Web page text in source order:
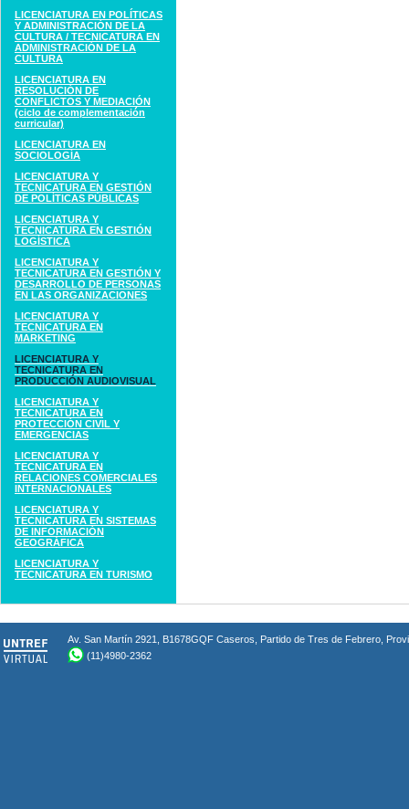
LICENCIATURA EN POLÍTICAS
Y ADMINISTRACIÓN DE LA
CULTURA / TECNICATURA EN
ADMINISTRACIÓN DE LA
CULTURA
LICENCIATURA EN
RESOLUCIÓN DE
CONFLICTOS Y MEDIACIÓN
(ciclo de complementación
curricular)
LICENCIATURA EN
SOCIOLOGÍA
LICENCIATURA Y
TECNICATURA EN GESTIÓN
DE POLÍTICAS PÚBLICAS
LICENCIATURA Y
TECNICATURA EN GESTIÓN
LOGÍSTICA
LICENCIATURA Y
TECNICATURA EN GESTIÓN Y
DESARROLLO DE PERSONAS
EN LAS ORGANIZACIONES
LICENCIATURA Y
TECNICATURA EN
MARKETING
LICENCIATURA Y
TECNICATURA EN
PRODUCCIÓN AUDIOVISUAL
LICENCIATURA Y
TECNICATURA EN
PROTECCIÓN CIVIL Y
EMERGENCIAS
LICENCIATURA Y
TECNICATURA EN
RELACIONES COMERCIALES
INTERNACIONALES
LICENCIATURA Y
TECNICATURA EN SISTEMAS
DE INFORMACIÓN
GEOGRÁFICA
LICENCIATURA Y
TECNICATURA EN TURISMO
Av. San Martín 2921, B1678GQF Caseros, Partido de Tres de Febrero,
(11)4980-2362